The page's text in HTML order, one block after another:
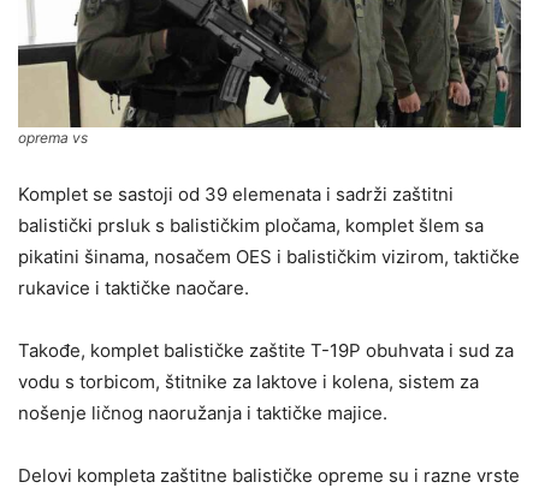
oprema vs
Komplet se sastoji od 39 elemenata i sadrži zaštitni
balistički prsluk s balističkim pločama, komplet šlem sa
pikatini šinama, nosačem OES i balističkim vizirom, taktičke
rukavice i taktičke naočare.
Takođe, komplet balističke zaštite T-19P obuhvata i sud za
vodu s torbicom, štitnike za laktove i kolena, sistem za
nošenje ličnog naoružanja i taktičke majice.
Delovi kompleta zaštitne balističke opreme su i razne vrste